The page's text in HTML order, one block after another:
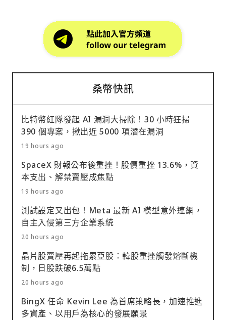
桑幣快訊
比特幣紅隊發起 AI 漏洞大掃除！30 小時狂掃
390 個專案，揪出近 5000 項潛在漏洞
19 hours ago
SpaceX 財報公布後重挫！股價重挫 13.6%，資
本支出、解禁賣壓成焦點
19 hours ago
測試設定又出包！Meta 最新 AI 模型意外連網，
自主入侵第三方企業系統
20 hours ago
晶片股賣壓再起拖累亞股：韓股重挫觸發熔斷機
制，日股跌破6.5萬點
20 hours ago
BingX 任命 Kevin Lee 為首席策略長，加速推進
多資產、以用戶為核心的發展願景